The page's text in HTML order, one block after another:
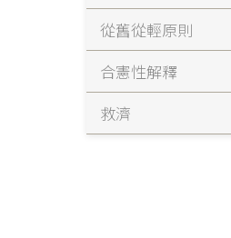
從舊從輕原則
合憲性解釋
救濟